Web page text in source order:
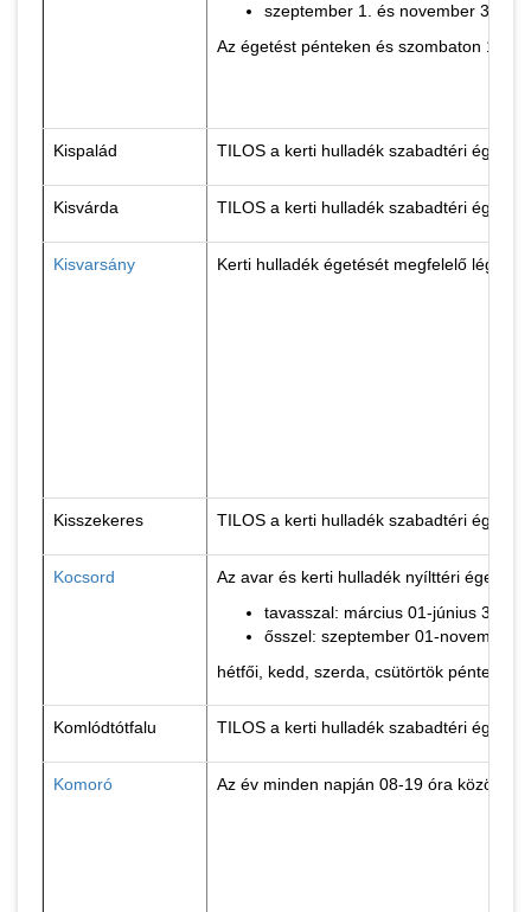
szeptember 1. és november 30.
Az égetést pénteken és szombaton 13 –
Kispalád TILOS a kerti hulladék szabadtéri
Kisvárda TILOS a kerti hulladék szabadtéri
Kisvarsány Kerti hulladék égetését megfelelő
Kisszekeres TILOS a kerti hulladék szabadtéri
Kocsord
Az avar és kerti hulladék nyílttéri égetése
tavasszal: március 01-június 30.
ősszel: szeptember 01-november
hétfői, kedd, szerda, csütörtök péntek,
Komlódtótfalu TILOS a kerti hulladék szabadtéri
Komoró Az év minden napján 08-19 óra között.